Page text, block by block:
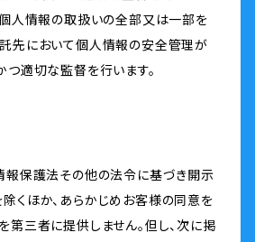
個人情報の取扱いの全部又は一部を
先において個人情報の安全管理が
つ適切な監督を行います。
報保護法その他の法令に基づき開示
くほか、あらかじめお客様の同意を
第三者に提供しません。但し、次に掲